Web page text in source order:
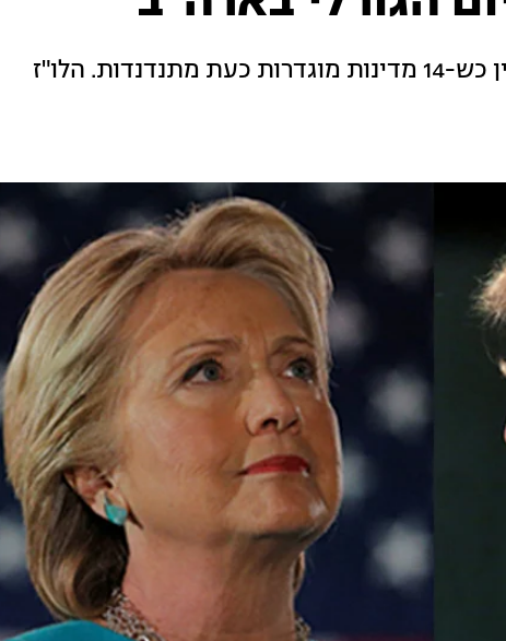
טראמפ וקלינטון מגיעים לסוף הקמפיין כש-14 מדינות מוגדרות כעת מתנדנדות. הלו"ז